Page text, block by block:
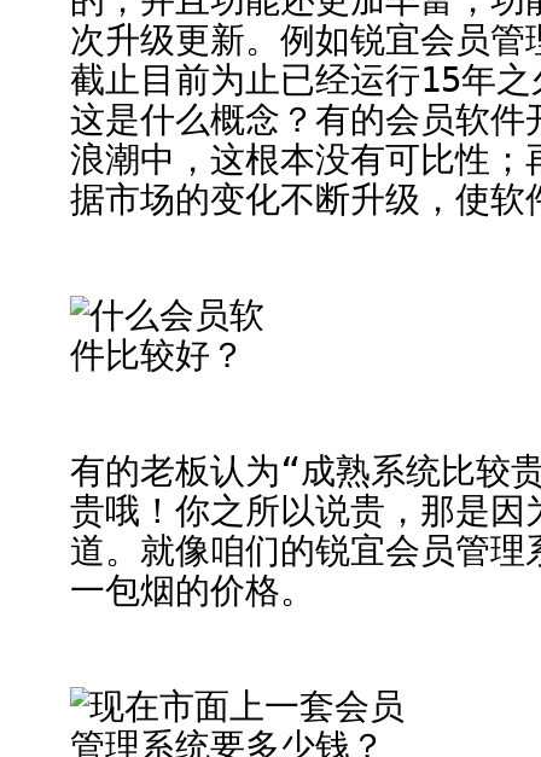
次升级更新。例如锐宜会员
截止目前为止已经运行15年
这是什么概念？有的会员软
浪潮中，这根本没有可比性
据市场的变化不断升级，使
有的老板认为“成熟系统比较
贵哦！你之所以说贵，那是
道。就像咱们的锐宜会员管
一包烟的价格。